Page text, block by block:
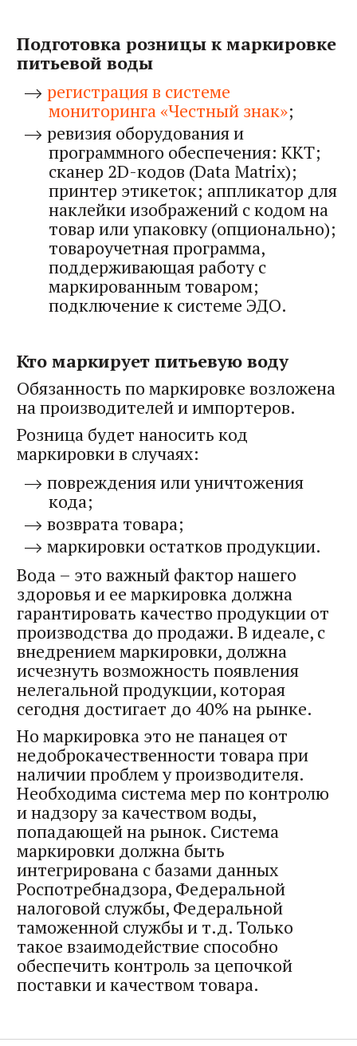
Подготовка розницы к маркировке
питьевой воды
регистрация в системе
мониторинга «Честный знак»;
ревизия оборудования и
программного обеспечения: ККТ;
сканер 2D-кодов (Data Matrix);
принтер этикеток; аппликатор для
наклейки изображений с кодом на
товар или упаковку (опционально);
товароучетная программа,
поддерживающая работу с
маркированным товаром;
подключение к системе ЭДО.
Кто маркирует питьевую воду
Обязанность по маркировке возложена
на производителей и импортеров.
Розница будет наносить код
маркировки в случаях:
повреждения или уничтожения
кода;
возврата товара;
маркировки остатков продукции.
Вода – это важный фактор нашего
здоровья и ее маркировка должна
гарантировать качество продукции от
производства до продажи. В идеале, с
внедрением маркировки, должна
исчезнуть возможность появления
нелегальной продукции, которая
сегодня достигает до 40% на рынке.
Но маркировка это не панацея от
недоброкачественности товара при
наличии проблем у производителя.
Необходима система мер по контролю
и надзору за качеством воды,
попадающей на рынок. Система
маркировки должна быть
интегрирована с базами данных
Роспотребнадзора, Федеральной
налоговой службы, Федеральной
таможенной службы и т.д. Только
такое взаимодействие способно
обеспечить контроль за цепочкой
поставки и качеством товара.